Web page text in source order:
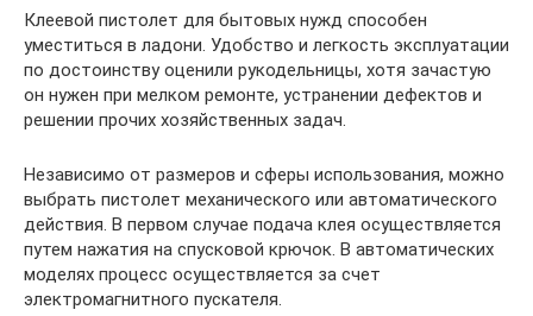
Клеевой пистолет для бытовых нужд способен
уместиться в ладони. Удобство и легкость эксплуатации
по достоинству оценили рукодельницы, хотя зачастую
он нужен при мелком ремонте, устранении дефектов и
решении прочих хозяйственных задач.
Независимо от размеров и сферы использования, можно
выбрать пистолет механического или автоматического
действия. В первом случае подача клея осуществляется
путем нажатия на спусковой крючок. В автоматических
моделях процесс осуществляется за счет
электромагнитного пускателя.